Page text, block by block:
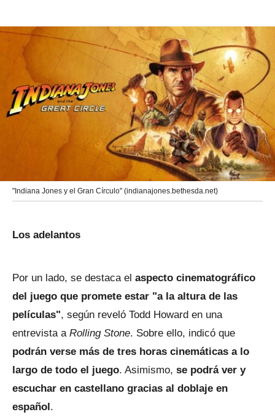
"Indiana Jones y el Gran Círculo" (indianajones.bethesda.net)
Los adelantos
Por un lado, se destaca el aspecto cinematográfico
del juego que promete estar "a la altura de las
películas", según reveló Todd Howard en una
entrevista a Rolling Stone. Sobre ello, indicó que
podrán verse más de tres horas cinemáticas a lo
largo de todo el juego. Asimismo, se podrá ver y
escuchar en castellano gracias al doblaje en
español.